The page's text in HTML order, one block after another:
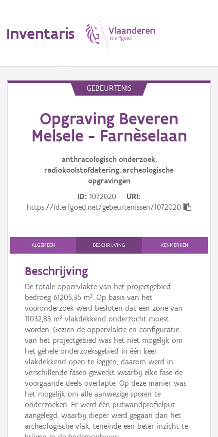
Inventaris
Erfgoedobject
Aanduidingsobject
Gebeurtenis
Downloads
Hergebruik
Aanmelden
GEBEURTENIS
Opgraving Beveren
Melsele - Farnèselaan
anthracologisch onderzoek,
radiokoolstofdatering, archeologische
opgravingen
ID 1072020
URI
https://id.erfgoed.net/gebeurtenissen/1072020
ALGEMEEN BESCHRIJVING KENMERKEN
Beschrijving
De totale oppervlakte van het projectgebied
bedroeg 61205,35 m². Op basis van het
vooronderzoek werd besloten dat een zone van
11032,83 m² vlakdekkend onderzocht moest
worden. Gezien de oppervlakte en configuratie
van het projectgebied was het niet mogelijk om
het gehele onderzoeksgebied in één keer
vlakdekkend open te leggen, daarom werd in
verschillende fasen gewerkt waarbij elke fase de
voorgaande deels overlapte. Op deze manier was
het mogelijk om alle aanwezige sporen te
onderzoeken. Er werd één putwandprofielput
aangelegd, waarbij dieper werd gegaan dan het
archeologische vlak, teneinde een beter inzicht te